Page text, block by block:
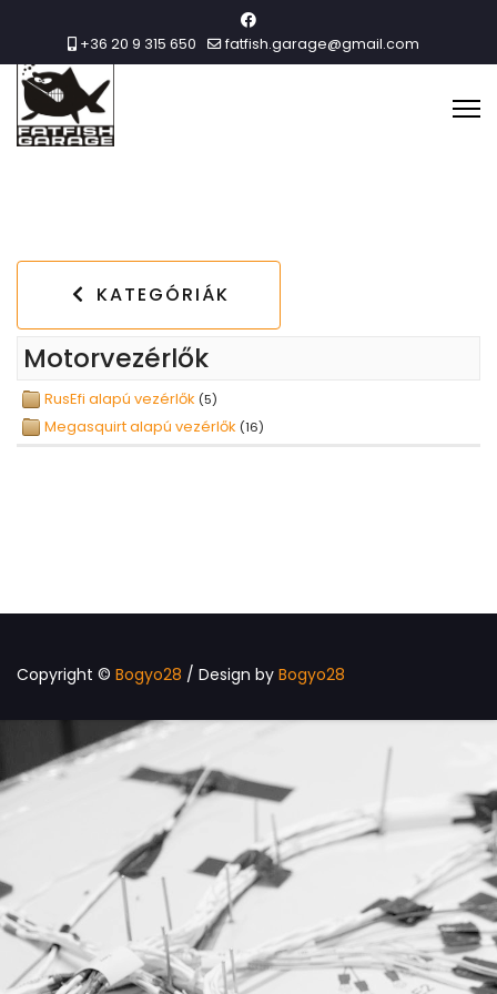
+36 20 9 315 650 fatfish.garage@gmail.com
KATEGÓRIÁK
Motorvezérlők
RusEfi alapú vezérlők (5)
Megasquirt alapú vezérlők (16)
Copyright © Bogyo28 / Design by Bogyo28